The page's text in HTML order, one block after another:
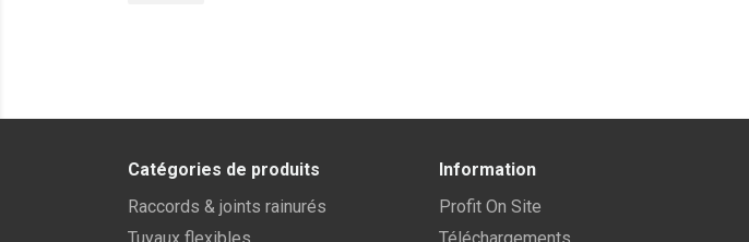
Catégories de produits
Raccords & joints rainurés
Information
Profit On Site